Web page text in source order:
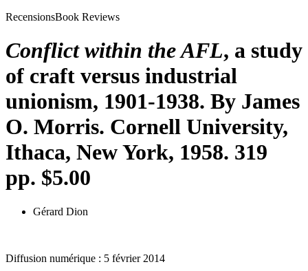
RecensionsBook Reviews
Conflict within the AFL, a study
of craft versus industrial
unionism, 1901-1938. By James
O. Morris. Cornell University,
Ithaca, New York, 1958. 319
pp. $5.00
Gérard Dion
Diffusion numérique : 5 février 2014